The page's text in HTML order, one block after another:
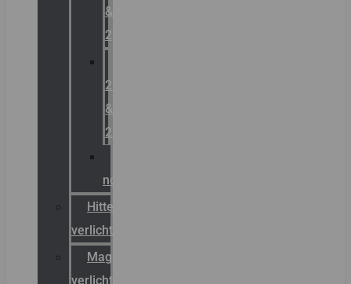
&
2
21
&
22
noodverlichting
Hittebestendige
verlichting
Magazijn
verlichting